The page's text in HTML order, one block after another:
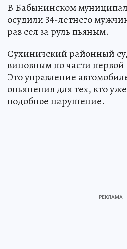
В Бабынинском
осудили 34-летнего
раз сел за руль пьяным.
Сухиничский районный
виновным по части первой
Это управление
опьянения для тех, кто
подобное нарушение.